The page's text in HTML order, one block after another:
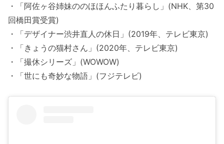
・「阿佐ヶ谷姉妹ののほほんふたり暮らし」(NHK、第30
回橋田賞受賞)
・「デザイナー渋井直人の休日」(2019年、テレビ東京)
・「きょうの猫村さん」(2020年、テレビ東京)
・「撮休シリーズ」(WOWOW)
・「世にも奇妙な物語」(フジテレビ)